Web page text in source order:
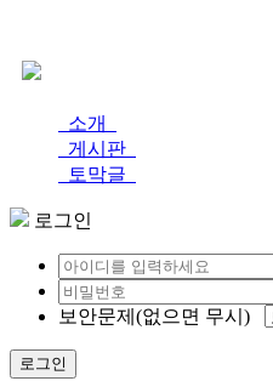
소개
게시판
토막글
로그인
보안문제(없으면 무시)
로그인